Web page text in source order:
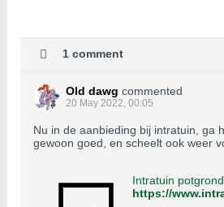
1 comment
Old dawg commented
20 May 2022, 00:05
Nu in de aanbieding bij intratuin, ga
gewoon goed, en scheelt ook weer
Intratuin potgrond